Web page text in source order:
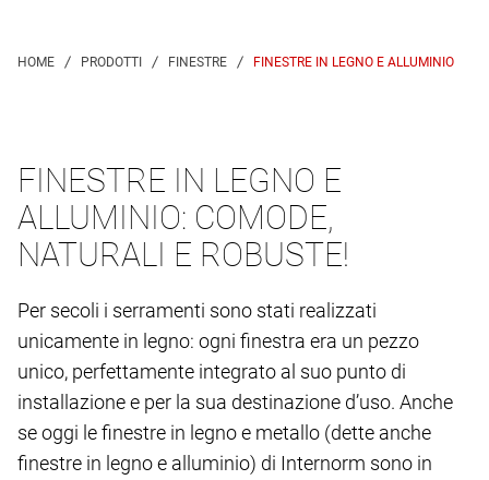
FINESTRE IN LEGNO E ALLUMINIO
FINESTRE IN LEGNO E
ALLUMINIO: COMODE,
NATURALI E ROBUSTE!
Per secoli i serramenti sono stati realizzati
unicamente in legno: ogni finestra era un pezzo
unico, perfettamente integrato al suo punto di
installazione e per la sua destinazione d’uso. Anche
se oggi le finestre in legno e metallo (dette anche
finestre in legno e alluminio) di Internorm sono in